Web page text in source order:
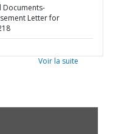
Documents-
Letter for
Voir la suite